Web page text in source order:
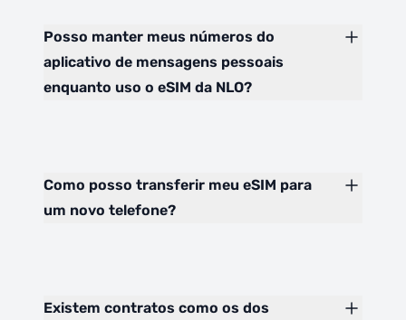
Posso manter meus números do
aplicativo de mensagens pessoais
enquanto uso o eSIM da NLO?
Como posso transferir meu eSIM para
um novo telefone?
Existem contratos como os dos